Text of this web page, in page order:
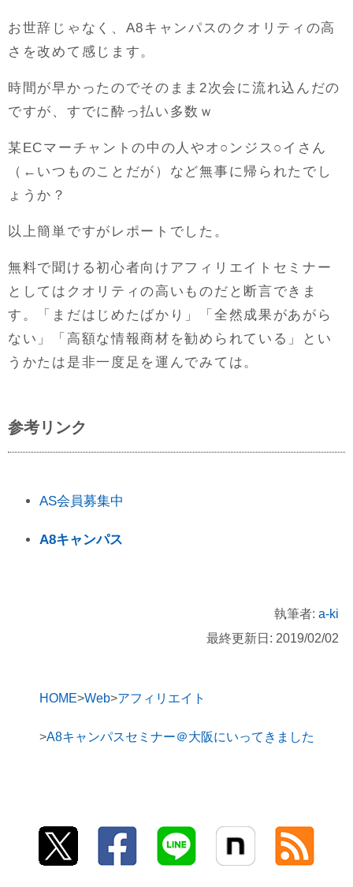
お世辞じゃなく、A8キャンパスのクオリティの高
さを改めて感じます。
時間が早かったのでそのまま2次会に流れ込んだの
ですが、すでに酔っ払い多数ｗ
某ECマーチャントの中の人やオ○ンジス○イさん
（←いつものことだが）など無事に帰られたでし
ょうか？
以上簡単ですがレポートでした。
無料で聞ける初心者向けアフィリエイトセミナー
としてはクオリティの高いものだと断言できま
す。「まだはじめたばかり」「全然成果があがら
ない」「高額な情報商材を勧められている」とい
うかたは是非一度足を運んでみては。
参考リンク
AS会員募集中
A8キャンパス
執筆者: a-ki
最終更新日: 2019/02/02
HOME Web アフィリエイト
A8キャンパスセミナー＠大阪にいってきました